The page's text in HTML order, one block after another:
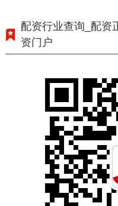
配资行业查询_配资
资门户